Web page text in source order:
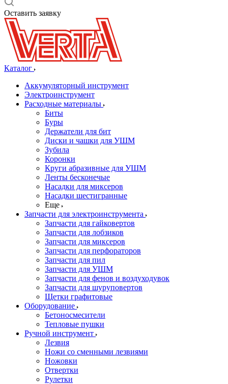
Оставить заявку
Каталог
Аккумуляторный инструмент
Электроинструмент
Расходные материалы
Биты
Буры
Держатели для бит
Диски и чашки для УШМ
Зубила
Коронки
Круги абразивные для УШМ
Ленты бесконечые
Насадки для миксеров
Насадки шестигранные
Еще
Запчасти для электроинструмента
Запчасти для гайковертов
Запчасти для лобзиков
Запчасти для миксеров
Запчасти для перфораторов
Запчасти для пил
Запчасти для УШМ
Запчасти для фенов и воздуходувок
Запчасти для шуруповертов
Щетки графитовые
Оборудование
Бетоносмесители
Тепловые пушки
Ручной инструмент
Лезвия
Ножи со сменными лезвиями
Ножовки
Отвертки
Рулетки